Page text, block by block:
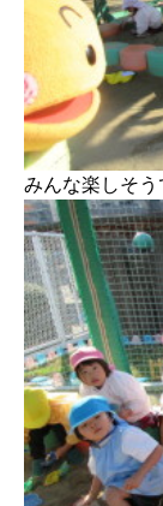
みんな楽しそ